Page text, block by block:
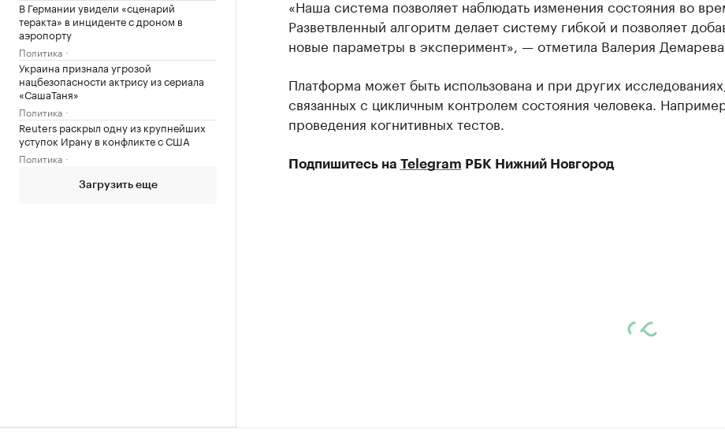
В Германии увидели «сценарий
теракта» в инциденте с дроном в
аэропорту
Политика
Украина признала угрозой
нацбезопасности актрису из сериала
«СашаТаня»
Политика
Reuters раскрыл одну из крупнейших
уступок Ирану в конфликте с США
Политика
Загрузить еще
«Наша система позволяет наблюдать изменения состояния во
Разветвленный алгоритм делает систему гибкой и позволяет
новые параметры в эксперимент», — отметила Валерия
Платформа может быть использована и при других
связанных с цикличным контролем состояния человека.
проведения когнитивных тестов.
Подпишитесь на Telegram РБК Нижний Новгород